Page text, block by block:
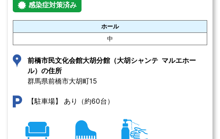
感染症対策済み
ホール
中
前橋市民文化会館大胡分館（大胡シャンテ マルエホー
ル）の住所
群馬県前橋市大胡町15
【駐車場】 あり（約60台）